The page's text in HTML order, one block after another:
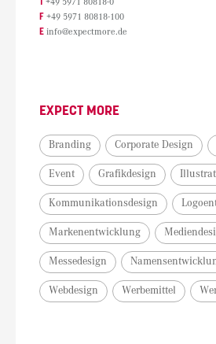
F +49 5971 80818-100
E info@expectmore.de
EXPECT MORE
Branding Corporate Design
Event Grafikdesign
Kommunikationsdesign
Markenentwicklung
Messedesign
Webdesign Werbemittel